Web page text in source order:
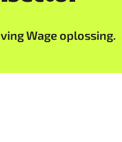
Wage oplossing.